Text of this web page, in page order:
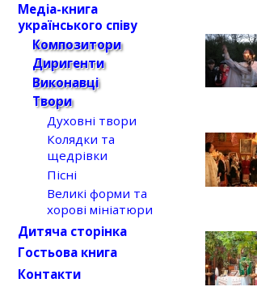
Медіа-книга
українського співу
Композитори
Диригенти
Виконавці
Твори
Духовні твори
Колядки та
щедрівки
Пісні
Великі форми та
хорові мініатюри
Дитяча сторінка
Гостьова книга
Контакти